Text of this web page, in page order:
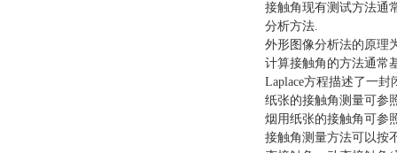
接触角现有测试方法通
分析方法.
外形图像分析法的原理
计算接触角的方法通常
Laplace方程描述了一
纸张的接触角测量可参
烟用纸张的接触角可参
接触角测量方法可以按